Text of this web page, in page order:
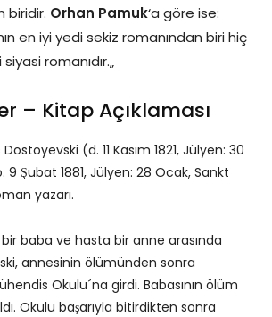
biridir. Orhan Pamuk‘a göre ise:
en iyi yedi sekiz romanından biri hiç
romanıdır.„
– Kitap Açıklaması
(d. 11 Kasım 1821, Jülyen: 30
9 Şubat 1881, Jülyen: 28 Ocak, Sankt
yazarı.
baba ve hasta bir anne arasında
annesinin ölümünden sonra
Okulu´na girdi. Babasının ölüm
Okulu başarıyla bitirdikten sonra